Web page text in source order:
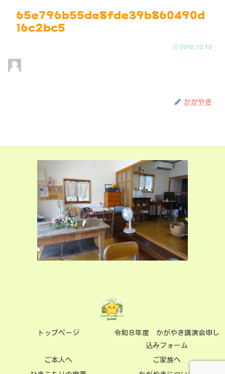
65e796b55de8fde39b860490d
16c2bc5
2018.10.10
かがやき
トップページ
令和８年度 かがやき講演会申し
込みフォーム
ご本人へ ご家族へ